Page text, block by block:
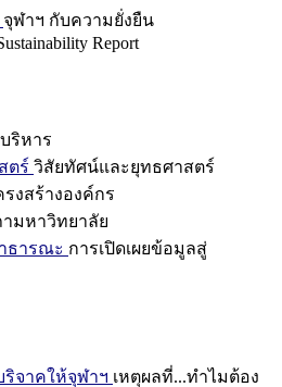
จุฬาฯ กับความยั่งยืน
Report
ริหาร
ตร์ วิสัยทัศน์และยุทธศาสตร์
รงสร้างองค์กร
มหาวิทยาลัย
ธารณะ การเปิดเผยข้อมูลสู่
ริจาคให้จุฬาฯ เหตุผลที่...ทำไมต้อง